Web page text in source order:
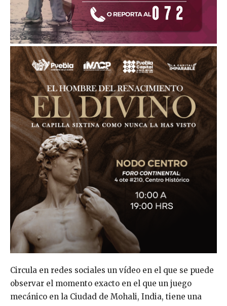
Circula en redes sociales un vídeo en el que se puede
observar el momento exacto en el que un juego
mecánico en la Ciudad de Mohali, India, tiene una